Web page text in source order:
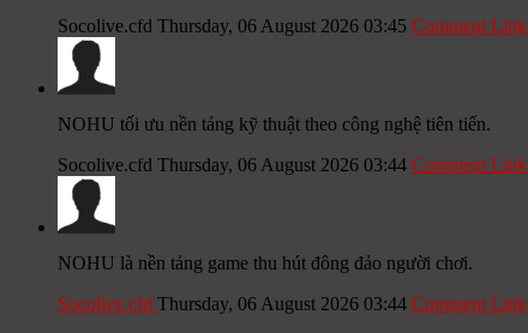
Socolive.cfd Thursday, 06 August 2026 03:45 Comment Link
NOHU tối ưu nền tảng kỹ thuật theo công nghệ tiên tiến.
Socolive.cfd Thursday, 06 August 2026 03:44 Comment Link
NOHU là nền tảng game thu hút đông đảo người chơi.
Socolive.cfd Thursday, 06 August 2026 03:44 Comment Link